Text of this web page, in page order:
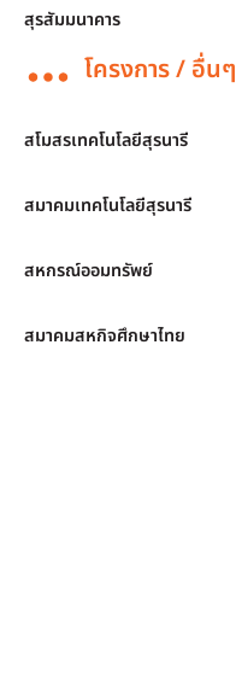
สุรสัมมนาคาร
โครงการ / อื่นๆ
สโมสรเทคโนโลยีสุรนารี
สมาคมเทคโนโลยีสุรนารี
สหกรณ์ออมทรัพย์
สมาคมสหกิจศึกษาไทย